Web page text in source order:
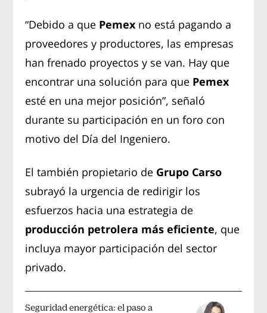
“Debido a que Pemex no está pagando a
proveedores y productores, las empresas
han frenado proyectos y se van. Hay que
encontrar una solución para que Pemex
esté en una mejor posición”, señaló
durante su participación en un foro con
motivo del Día del Ingeniero.
El también propietario de Grupo Carso
subrayó la urgencia de redirigir los
esfuerzos hacia una estrategia de
producción petrolera más eficiente, que
incluya mayor participación del sector
privado.
Seguridad energética: el paso a